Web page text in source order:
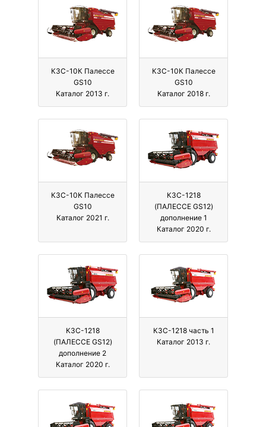
КЗС-10К Палессе
GS10
Каталог 2013 г.
КЗС-10К Палессе
GS10
Каталог 2018 г.
КЗС-10К Палессе
GS10
Каталог 2021 г.
КЗС-1218
(ПАЛЕССЕ GS12)
дополнение 1
Каталог 2020 г.
КЗС-1218
(ПАЛЕССЕ GS12)
дополнение 2
Каталог 2020 г.
КЗС-1218 часть 1
Каталог 2013 г.